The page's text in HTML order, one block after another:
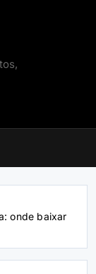
onde baixar